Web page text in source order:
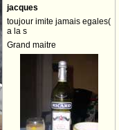
jacques
toujour imite jamais egales(
a la s
Grand maitre